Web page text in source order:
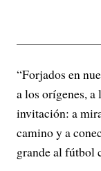
“Forjados en
a los orígenes,
invitación: a
camino y a
grande al fútbol